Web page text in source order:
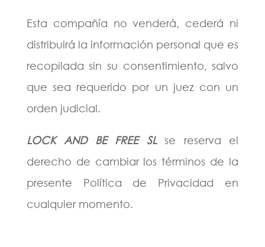
Esta compañía no venderá, cederá ni
distribuirá la información personal que es
recopilada sin su consentimiento, salvo
que sea requerido por un juez con un
orden judicial.
LOCK AND BE FREE SLse reserva el
derecho de cambiar los términos de la
presente Política de Privacidad en
cualquier momento.